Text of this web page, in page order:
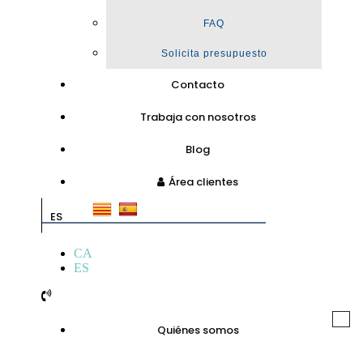
FAQ
Solicita presupuesto
Contacto
Trabaja con nosotros
Blog
Área clientes
ES
CA
ES
Quiénes somos